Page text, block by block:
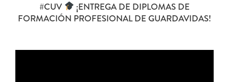
#CUV ​
​ ¡ENTREGA DE DIPLOMAS DE
FORMACIÓN PROFESIONAL DE GUARDAVIDAS!